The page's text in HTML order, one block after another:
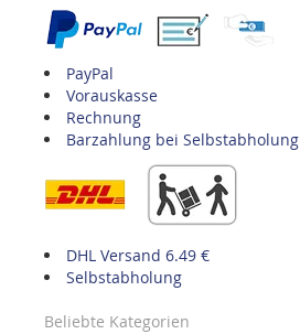
PayPal
Vorauskasse
Rechnung
Barzahlung bei Selbstabholung
DHL Versand 6.49 €
Selbstabholung
Beliebte Kategorien